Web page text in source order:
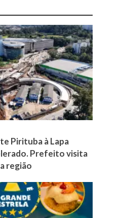
Pirituba à Lapa
Prefeito visita
região